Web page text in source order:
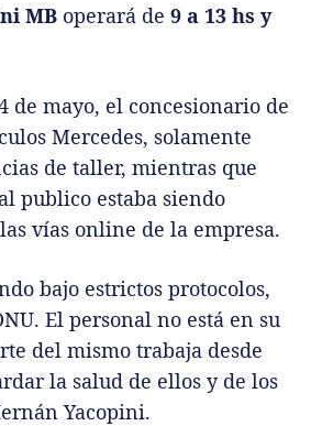
MB operará de 9 a 13 hs y
de mayo, el concesionario de
Mercedes, solamente
de taller, mientras que
publico estaba siendo
vías online de la empresa.
bajo estrictos protocolos,
El personal no está en su
del mismo trabaja desde
la salud de ellos y de los
Yacopini.